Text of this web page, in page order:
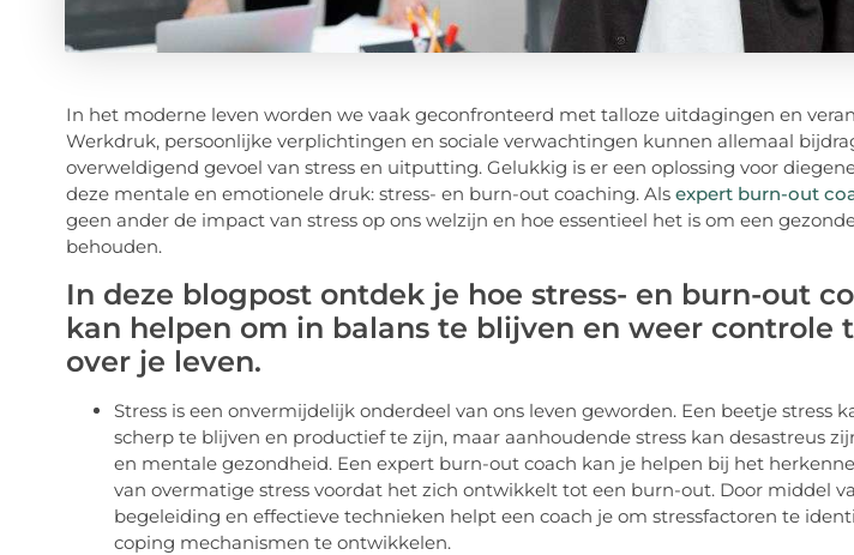
In het moderne leven worden we vaak geconfronteerd met talloze uitdagingen en
Werkdruk, persoonlijke verplichtingen en sociale verwachtingen kunnen allemaal
overweldigend gevoel van stress en uitputting. Gelukkig is er een oplossing voor
deze mentale en emotionele druk: stress- en burn-out coaching. Als expert burn-out
geen ander de impact van stress op ons welzijn en hoe essentieel het is om een
behouden.
In deze blogpost ontdek je hoe stress- en burn-out
kan helpen om in balans te blijven en weer controle
over je leven.
Stress is een onvermijdelijk onderdeel van ons leven geworden. Een beetje stress
scherp te blijven en productief te zijn, maar aanhoudende stress kan desastreus
en mentale gezondheid. Een expert burn-out coach kan je helpen bij het
van overmatige stress voordat het zich ontwikkelt tot een burn-out. Door middel
begeleiding en effectieve technieken helpt een coach je om stressfactoren te
coping mechanismen te ontwikkelen.